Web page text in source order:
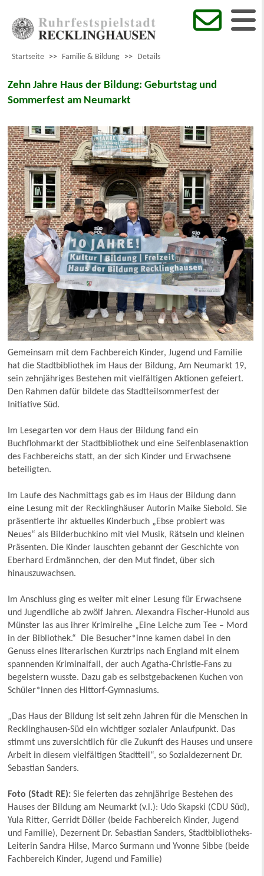
Startseite >> Familie & Bildung >> Details
Zehn Jahre Haus der Bildung: Geburtstag und
Sommerfest am Neumarkt
Gemeinsam mit dem Fachbereich Kinder, Jugend und Familie
hat die Stadtbibliothek im Haus der Bildung, Am Neumarkt 19,
sein zehnjähriges Bestehen mit vielfältigen Aktionen gefeiert.
Den Rahmen dafür bildete das Stadtteilsommerfest der
Initiative Süd.
Im Lesegarten vor dem Haus der Bildung fand ein
Buchflohmarkt der Stadtbibliothek und eine Seifenblasenaktion
des Fachbereichs statt, an der sich Kinder und Erwachsene
beteiligten.
Im Laufe des Nachmittags gab es im Haus der Bildung dann
eine Lesung mit der Recklinghäuser Autorin Maike Siebold. Sie
präsentierte ihr aktuelles Kinderbuch „Ebse probiert was
Neues“ als Bilderbuchkino mit viel Musik, Rätseln und kleinen
Präsenten. Die Kinder lauschten gebannt der Geschichte von
Eberhard Erdmännchen, der den Mut findet, über sich
hinauszuwachsen.
Im Anschluss ging es weiter mit einer Lesung für Erwachsene
und Jugendliche ab zwölf Jahren. Alexandra Fischer-Hunold aus
Münster las aus ihrer Krimireihe „Eine Leiche zum Tee – Mord
in der Bibliothek.“ Die Besucher*inne kamen dabei in den
Genuss eines literarischen Kurztrips nach England mit einem
spannenden Kriminalfall, der auch Agatha-Christie-Fans zu
begeistern wusste. Dazu gab es selbstgebackenen Kuchen von
Schüler*innen des Hittorf-Gymnasiums.
„Das Haus der Bildung ist seit zehn Jahren für die Menschen in
Recklinghausen-Süd ein wichtiger sozialer Anlaufpunkt. Das
stimmt uns zuversichtlich für die Zukunft des Hauses und unsere
Arbeit in diesem vielfältigen Stadtteil“, so Sozialdezernent Dr.
Sebastian Sanders.
Foto (Stadt RE):Sie feierten das zehnjährige Bestehen des
Hauses der Bildung am Neumarkt (v.l.): Udo Skapski (CDU Süd),
Yula Ritter, Gerridt Döller (beide Fachbereich Kinder, Jugend
und Familie), Dezernent Dr. Sebastian Sanders, Stadtbibliotheks-
Leiterin Sandra Hilse, Marco Surmann und Yvonne Sibbe (beide
Fachbereich Kinder, Jugend und Familie)